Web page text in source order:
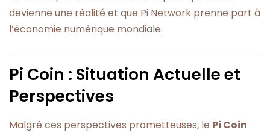
devienne une réalité et que Pi Network prenne part à
l’économie numérique mondiale.
Pi Coin : Situation Actuelle et
Perspectives
Malgré ces perspectives prometteuses, le Pi Coin